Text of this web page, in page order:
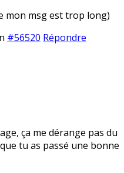
mon msg est trop long)
#56520 Répondre
ça me dérange pas du
tu as passé une bonne